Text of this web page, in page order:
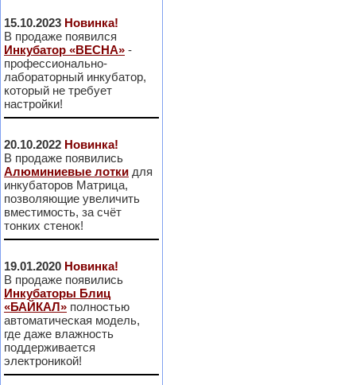
15.10.2023 Новинка!
В продаже появился
Инкубатор «ВЕСНА» -
профессионально-
лабораторный инкубатор,
который не требует
настройки!
20.10.2022 Новинка!
В продаже появились
Алюминиевые лотки для
инкубаторов Матрица,
позволяющие увеличить
вместимость, за счёт
тонких стенок!
19.01.2020 Новинка!
В продаже появились
Инкубаторы Блиц
«БАЙКАЛ» полностью
автоматическая модель,
где даже влажность
поддерживается
электроникой!